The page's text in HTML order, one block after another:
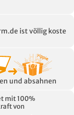
ist völlig koste
und absahnen
mit 100%
von